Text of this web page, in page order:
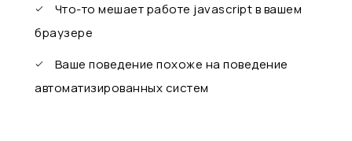
Что-то мешает работе javascript в вашем
браузере
Ваше поведение похоже на поведение
автоматизированных систем